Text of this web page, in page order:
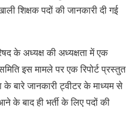
शिक्षक पदों की जानकारी दी गई
के अध्यक्ष की अध्यक्षता में एक
इस मामले पर एक रिपोर्ट प्रस्तुत
के बारे जानकारी ट्वीटर के माध्यम से
के बाद ही भर्ती के लिए पदों की